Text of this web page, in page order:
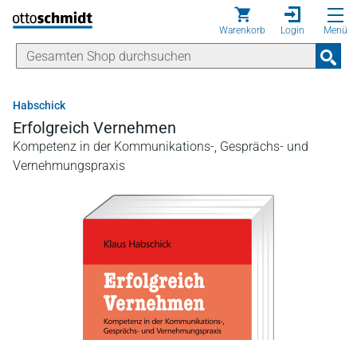
Direkt zum Inhalt
Warenkorb Login Menü
Habschick
Erfolgreich Vernehmen
Kompetenz in der Kommunikations-, Gesprächs- und
Vernehmungspraxis